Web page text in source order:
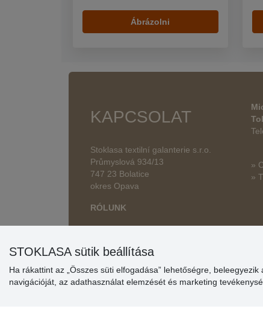
Ábrázolni
KAPCSOLAT
Stoklasa textilní galanterie s.r.o.
Průmyslová 934/13
747 23 Bolatice
okres Opava
RÓLUNK
»
»
STOKLASA sütik beállítása
Ha rákattint az „Összes süti elfogadása” lehetőségre,
navigációját, az adathasználat elemzését és marketing